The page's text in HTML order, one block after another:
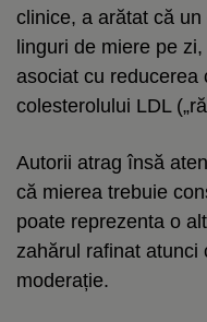
clinice, a arătat că
linguri de miere pe
asociat cu reducerea
colesterolului LDL
Autorii atrag însă
că mierea trebuie
poate reprezenta o
zahărul rafinat atunci
moderație.